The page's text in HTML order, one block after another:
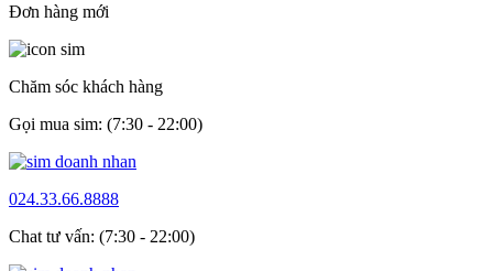
Đơn hàng mới
Chăm sóc khách hàng
Gọi mua sim: (7:30 - 22:00)
024.33.66.8888
Chat tư vấn: (7:30 - 22:00)